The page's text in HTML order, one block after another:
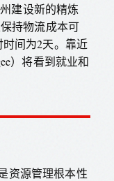
建设新的精炼
持物流成本可
间为2天。靠近
）将看到就业和
资源管理根本性